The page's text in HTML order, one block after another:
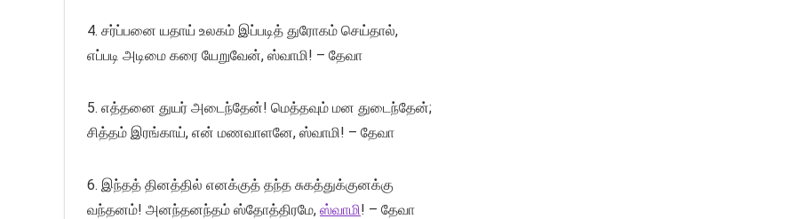
4. சர்ப்பனை யதாய் உலகம் இப்படித் துரோகம் செய்தால்,
எப்படி அடிமை கரை யேறுவேன், ஸ்வாமி! – தேவா
5. எத்தனை துயர் அடைந்தேன்! மெத்தவும் மன துடைந்தேன்;
சித்தம் இரங்காய், என் மணவாளனே, ஸ்வாமி! – தேவா
6. இந்தத் தினத்தில் எனக்குத் தந்த சுகத்துக்குனக்கு
வந்தனம்! அனந்தனந்தம் ஸ்தோத்திரமே, ஸ்வாமி! – தேவா